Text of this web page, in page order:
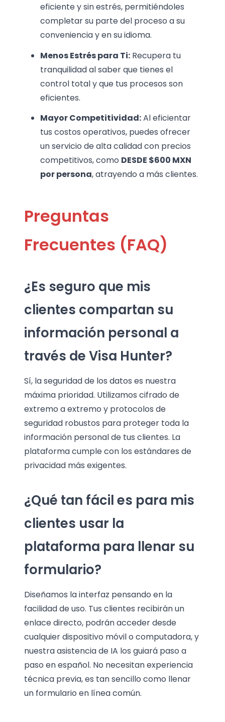
eficiente y sin estrés, permitiéndoles
completar su parte del proceso a su
conveniencia y en su idioma.
Menos Estrés para Ti: Recupera tu
tranquilidad al saber que tienes el
control total y que tus procesos son
eficientes.
Mayor Competitividad:Al eficientar
tus costos operativos, puedes ofrecer
un servicio de alta calidad con precios
competitivos, como DESDE $600 MXN
por persona, atrayendo a más clientes.
Preguntas
Frecuentes (FAQ)
¿Es seguro que mis
clientes compartan su
información personal a
través de Visa Hunter?
Sí, la seguridad de los datos es nuestra
máxima prioridad. Utilizamos cifrado de
extremo a extremo y protocolos de
seguridad robustos para proteger toda la
información personal de tus clientes. La
plataforma cumple con los estándares de
privacidad más exigentes.
¿Qué tan fácil es para mis
clientes usar la
plataforma para llenar su
formulario?
Diseñamos la interfaz pensando en la
facilidad de uso. Tus clientes recibirán un
enlace directo, podrán acceder desde
cualquier dispositivo móvil o computadora, y
nuestra asistencia de IA los guiará paso a
paso en español. No necesitan experiencia
técnica previa, es tan sencillo como llenar
un formulario en línea común.